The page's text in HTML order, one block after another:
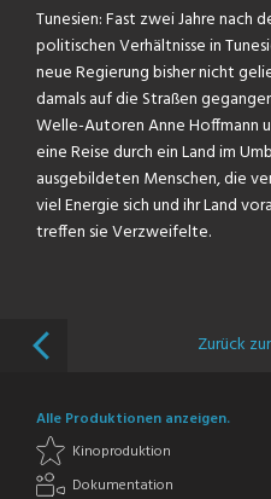
Tunesien: Fast zwei Jahre nach
politischen Verhältnisse in
neue Regierung bisher nicht
damals auf die Straßen
Welle-Autoren Anne Hoffmann
eine Reise durch ein Land im
ausgebildeten Menschen, die
viel Energie sich und ihr Land
treffen sie Verzweifelte.
Zurück
Alle Produktionen anzeigen.
Kinoproduktion
Dokumentation